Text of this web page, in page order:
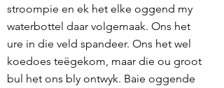
stroompie en ek het elke oggend my
waterbottel daar volgemaak. Ons het
ure in die veld spandeer. Ons het wel
koedoes teëgekom, maar die ou groot
bul het ons bly ontwyk. Baie oggende